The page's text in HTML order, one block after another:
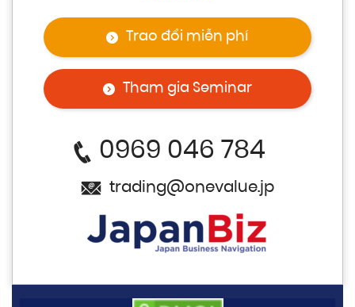
Trao đổi miễn phí
Tham gia Seminar
0969 046 784
trading@onevalue.jp